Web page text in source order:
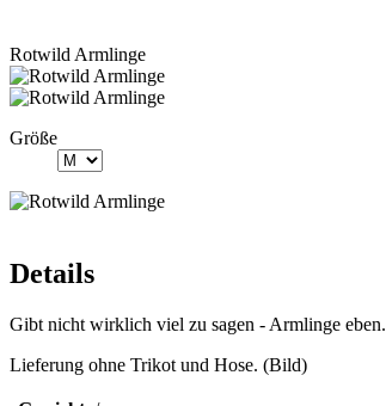
Rotwild Armlinge
Größe
Details
Gibt nicht wirklich viel zu sagen - Armlinge eben.
Lieferung ohne Trikot und Hose. (Bild)